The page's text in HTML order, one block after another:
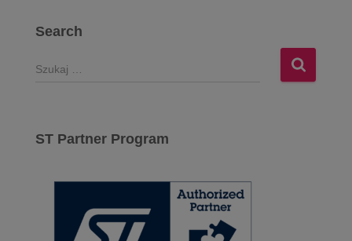
Search
S
a
ST Partner Program